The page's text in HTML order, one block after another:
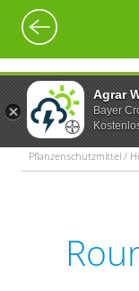
Agrar
Bayer
Pflanzenschutzmittel /